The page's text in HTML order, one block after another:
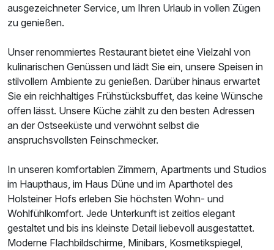
Ausstattung
Zusatznächte
Für 8 Tage p.P. ab
ausgezeichneter Service, um Ihren Urlaub in vollen Zügen
zu genießen.
Unser renommiertes Restaurant bietet eine Vielzahl von
kulinarischen Genüssen und lädt Sie ein, unsere Speisen in
stilvollem Ambiente zu genießen. Darüber hinaus erwartet
Sie ein reichhaltiges Frühstücksbuffet, das keine Wünsche
offen lässt. Unsere Küche zählt zu den besten Adressen
an der Ostseeküste und verwöhnt selbst die
anspruchsvollsten Feinschmecker.
In unseren komfortablen Zimmern, Apartments und Studios
im Haupthaus, im Haus Düne und im Aparthotel des
Holsteiner Hofs erleben Sie höchsten Wohn- und
Wohlfühlkomfort. Jede Unterkunft ist zeitlos elegant
gestaltet und bis ins kleinste Detail liebevoll ausgestattet.
Moderne Flachbildschirme, Minibars, Kosmetikspiegel,